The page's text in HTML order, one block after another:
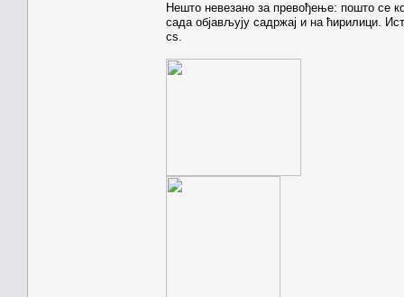
Нешто невезано за превођење: пошто се
сада објављују садржај и на ћирилици.
cs.